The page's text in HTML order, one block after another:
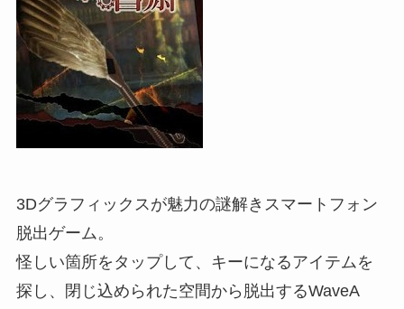
3Dグラフィックスが魅力の謎解きスマートフォン
脱出ゲーム。
怪しい箇所をタップして、キーになるアイテムを
探し、閉じ込められた空間から脱出するWaveA